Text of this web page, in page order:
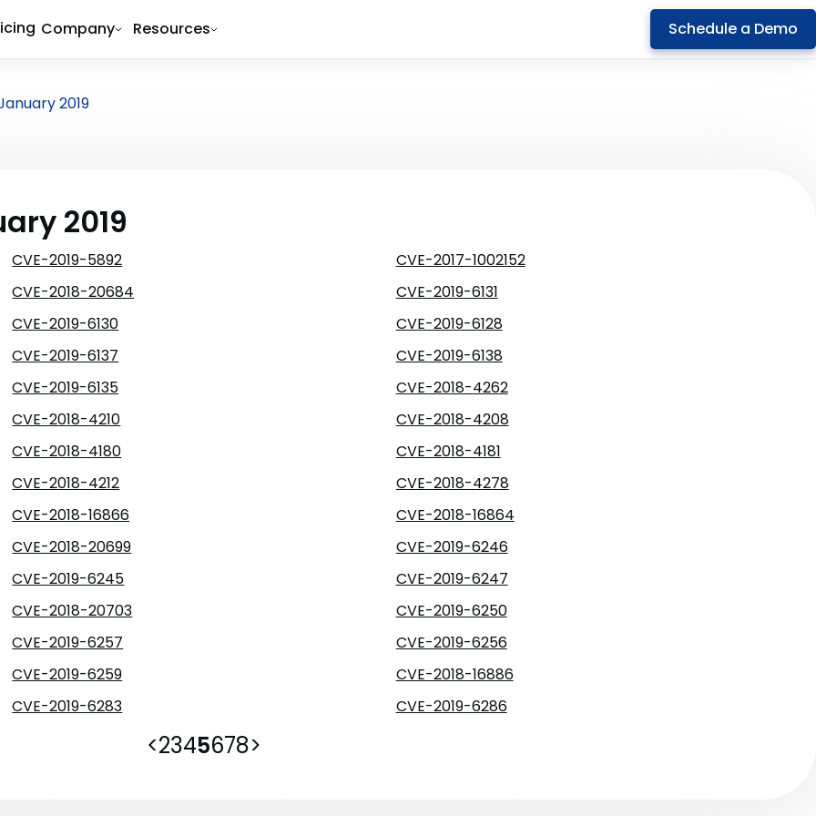
Company Resources Schedule a Demo
2019
2019
CVE-2019-5892
CVE-2017-1002152
CVE-2018-20684
CVE-2019-6131
CVE-2019-6130
CVE-2019-6128
CVE-2019-6137
CVE-2019-6138
CVE-2019-6135
CVE-2018-4262
CVE-2018-4210
CVE-2018-4208
CVE-2018-4180
CVE-2018-4181
CVE-2018-4212
CVE-2018-4278
CVE-2018-16866
CVE-2018-16864
CVE-2018-20699
CVE-2019-6246
CVE-2019-6245
CVE-2019-6247
CVE-2018-20703
CVE-2019-6250
CVE-2019-6257
CVE-2019-6256
CVE-2019-6259
CVE-2018-16886
CVE-2019-6283
CVE-2019-6286
<2345678>